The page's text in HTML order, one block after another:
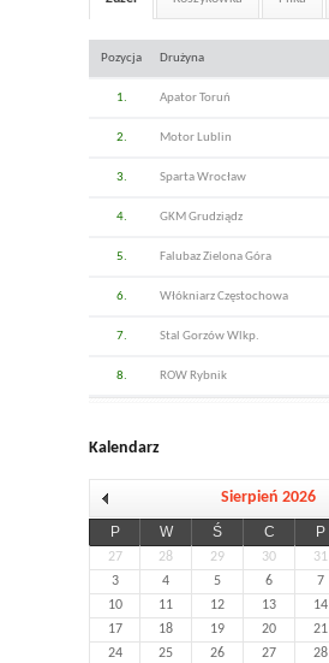
Pozycja Drużyna
1. Apator Toruń
2. Motor Lublin
3. Sparta Wrocław
4. GKM Grudziądz
5. Falubaz Zielona Góra
6. Włókniarz Częstochowa
7. Stal Gorzów Wlkp.
8. ROW Rybnik
Kalendarz
Sierpień 2026
P W Ś C P
27 28 29 30 31
3
4 5 6 7
10
11 12 13 14
17
18 19 20 21
24
25 26 27 28